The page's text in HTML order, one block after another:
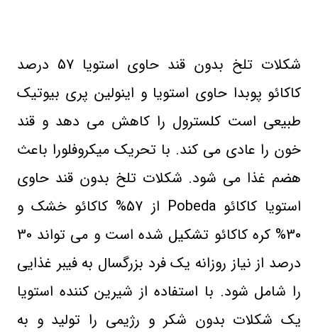
شکلات تلخ بدون قند حاوی استویا 57 درصد
کاکائو پوبداحاوی استویا و اینولین پری بیوتیک
طبیعی است کلسترول را کاهش می دهد و قند
خون را عادی می کند. با تحریک میکروفلورا باعث
هضم غذا می شود. ​شکلات تلخ بدون قند حاوی
استویا کاکائو Pobeda از 57% کاکائو خشک و
30% کره کاکائو تشکیل شده است و می تواند 30
درصد از نیاز روزانه یک فرد بزرگسال به فیبر غذایی
را شامل شود. با استفاده از شیرین کننده استویا
یک شکلات بدون شکر و رژیمی را تولید و به